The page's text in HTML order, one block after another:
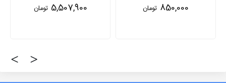
5,507,900 تومان 850,000 تومان
‹ ›